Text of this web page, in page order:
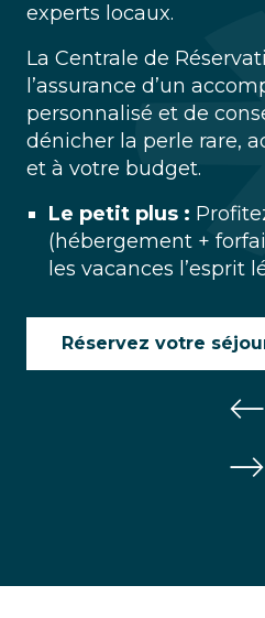
experts locaux.
La Centrale de
l’assurance d’un
personnalisé et de
dénicher la perle rare,
et à votre budget.
Le petit plus :
(hébergement +
les vacances l’esprit
Réservez votre